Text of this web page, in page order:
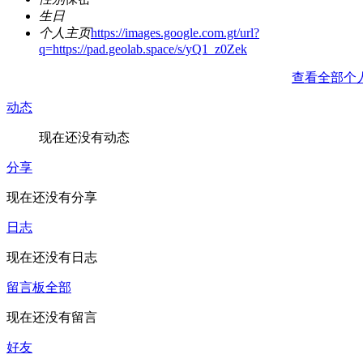
生日
个人主页https://images.google.com.gt/url?
q=https://pad.geolab.space/s/yQ1_z0Zek
查看全部个
动态
现在还没有动态
分享
现在还没有分享
日志
现在还没有日志
留言板全部
现在还没有留言
好友